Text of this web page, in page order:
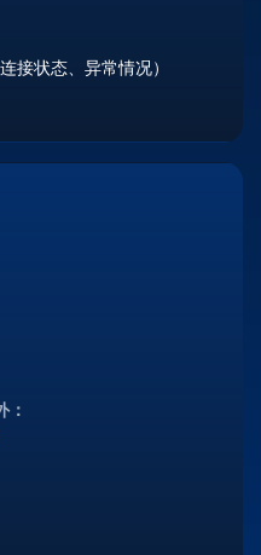
接状态、异常情况）
：